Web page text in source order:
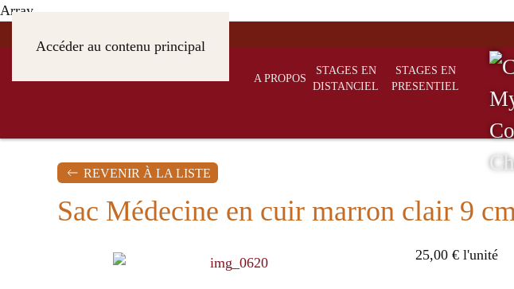
Array
Accéder au contenu principal
A PROPOS
STAGES EN
DISTANCIEL
STAGES EN
PRESENTIEL
REVENIR À LA LISTE
Sac Médecine en cuir marron clair 9
25,00 € l'unité